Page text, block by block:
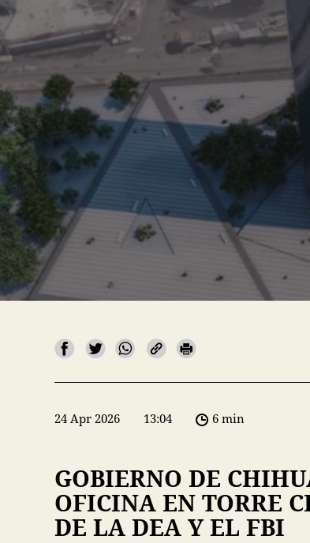
24 Apr 2026 13:04 6 min
GOBIERNO DE
OFICINA EN TORRE
DE LA DEA Y EL FBI